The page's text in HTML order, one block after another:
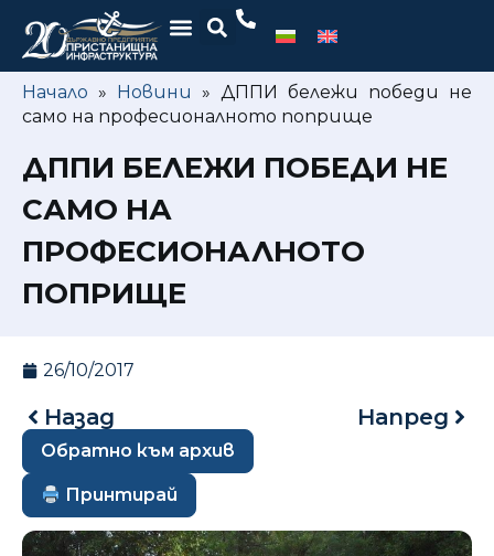
Начало » Новини » ДППИ бележи победи не
само на професионалното поприще
ДППИ БЕЛЕЖИ ПОБЕДИ НЕ
САМО НА
ПРОФЕСИОНАЛНОТО
ПОПРИЩЕ
26/10/2017
Назад Напред
Обратно към архив
Принтирай